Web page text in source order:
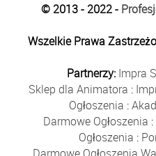
© 2013 - 2022 -
Wszelkie Prawa
Partnerzy: Impra
Sklep dla Animatora :
Ogłoszenia :
Darmowe Ogłoszenia :
Ogłoszenia :